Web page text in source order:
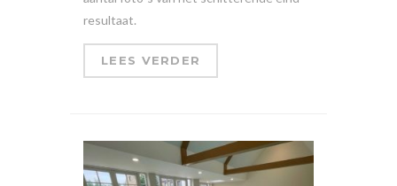
resultaat.
LEES VERDER